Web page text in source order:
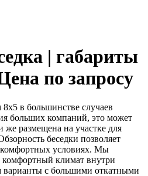
| габариты
по запросу
в большинстве случаев
больших компаний, это может
размещена на участке для
беседки позволяет
комфортных условиях. Мы
климат внутри
варианты с большими откатными